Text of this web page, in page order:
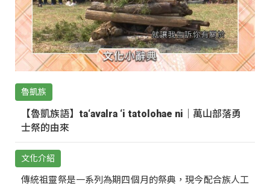
魯凱族
【魯凱族語】ta‘avalra ‘i tatolohae ni｜萬山部落勇
士祭的由來
文化介紹
傳統祖靈祭是一系列為期四個月的祭典，現今配合族人工